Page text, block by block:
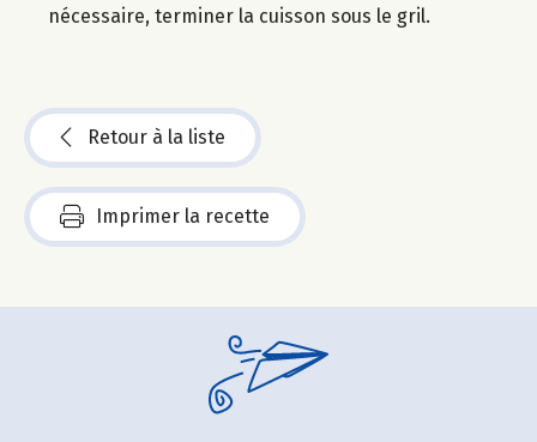
nécessaire, terminer la cuisson sous le gril.
Retour à la liste
Imprimer la recette